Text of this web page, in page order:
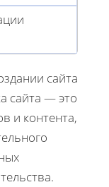
сайта
сайта — это
и контента,